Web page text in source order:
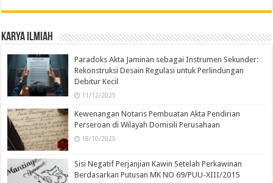
Karya Ilmiah
Paradoks Akta Jaminan sebagai Instrumen Sekunder:
Rekonstruksi Desain Regulasi untuk Perlindungan
Debitur Kecil
11/12/2025
Kewenangan Notaris Pembuatan Akta Pendirian
Perseroan di Wilayah Domisili Perusahaan
18/10/2025
Sisi Negatif Perjanjian Kawin Setelah Perkawinan
Berdasarkan Putusan MK NO 69/PUU-XIII/2015